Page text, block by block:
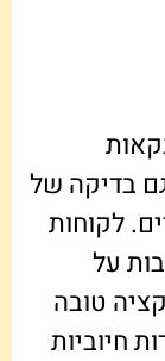
בדיקה של
לקוחות
על
טובה
חיוביות